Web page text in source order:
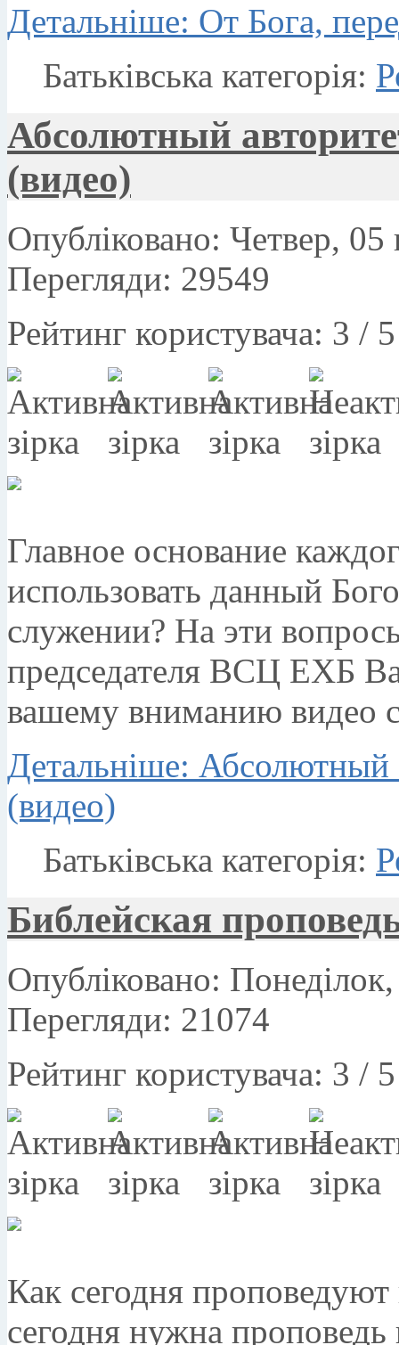
Детальніше: От Бога,
Батьківська категорія:
Абсолютный
(видео)
Опубліковано: Четвер, 05
Перегляди: 29549
Рейтинг користувача: 3 / 5
Главное основание
использовать данный
служении? На эти
председателя ВСЦ ЕХБ
вашему вниманию видео
Детальніше: Абсолютный
(видео)
Батьківська категорія:
Библейская
Опубліковано:
Перегляди: 21074
Рейтинг користувача: 3 / 5
Как сегодня проповедуют
сегодня нужна